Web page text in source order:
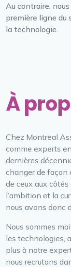
Au contraire,
première ligne du
la technologie.
À
Chez Montreal
comme experts
dernières
changer de façon
de ceux aux
l’ambition et la
nous avons donc
Nous sommes
les technologies,
plus à notre
nous recrutons